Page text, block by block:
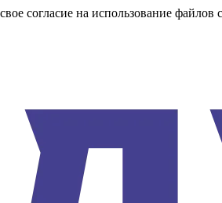
согласие на использование файлов